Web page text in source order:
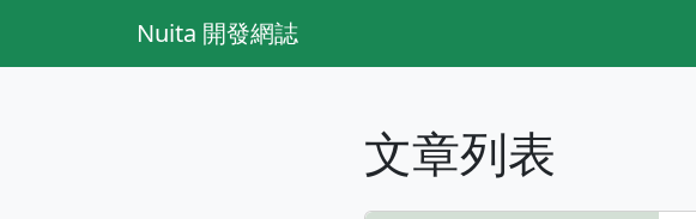
Nuita 開發網誌
文章列表